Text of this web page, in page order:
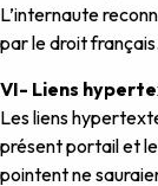
L’internaute
par le droit français.
VI- Liens
Les liens
présent portail et
pointent ne